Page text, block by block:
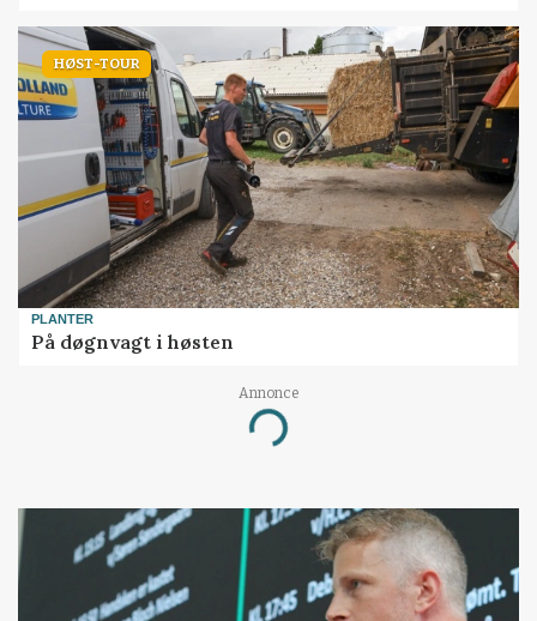
HØST-TOUR
PLANTER
På døgnvagt i høsten
Annonce
Loading...